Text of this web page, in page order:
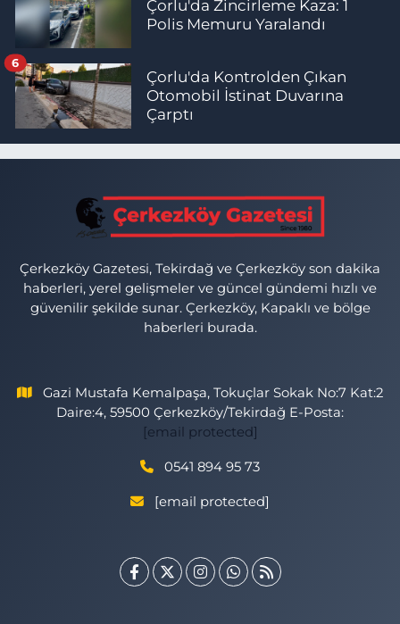
Çorlu'da Zincirleme Kaza: 1
Polis Memuru Yaralandı
Çorlu'da Kontrolden Çıkan
Otomobil İstinat Duvarına
Çarptı
6
Çerkezköy Gazetesi, Tekirdağ ve Çerkezköy son dakika
haberleri, yerel gelişmeler ve güncel gündemi hızlı ve
güvenilir şekilde sunar. Çerkezköy, Kapaklı ve bölge
haberleri burada.
Gazi Mustafa Kemalpaşa, Tokuçlar Sokak No:7 Kat:2
Daire:4, 59500 Çerkezköy/Tekirdağ E-Posta:
[email protected]
0541 894 95 73
[email protected]